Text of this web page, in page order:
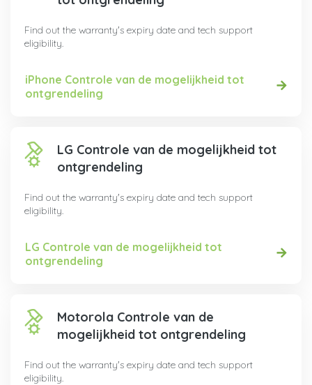
Find out the warranty's expiry date and tech support
eligibility.
iPhone Controle van de mogelijkheid tot
ontgrendeling
LG Controle van de mogelijkheid tot
ontgrendeling
Find out the warranty's expiry date and tech support
eligibility.
LG Controle van de mogelijkheid tot
ontgrendeling
Motorola Controle van de
mogelijkheid tot ontgrendeling
Find out the warranty's expiry date and tech support
eligibility.